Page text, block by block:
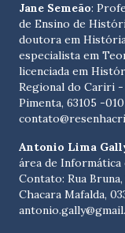
Jane Semeão:
de Ensino de
doutora em
especialista em
licenciada em
Regional do Cariri -
Pimenta, 63105 -
Antonio Lima
área de Informática
Contato: Rua Bruna,
Chacara Mafalda,